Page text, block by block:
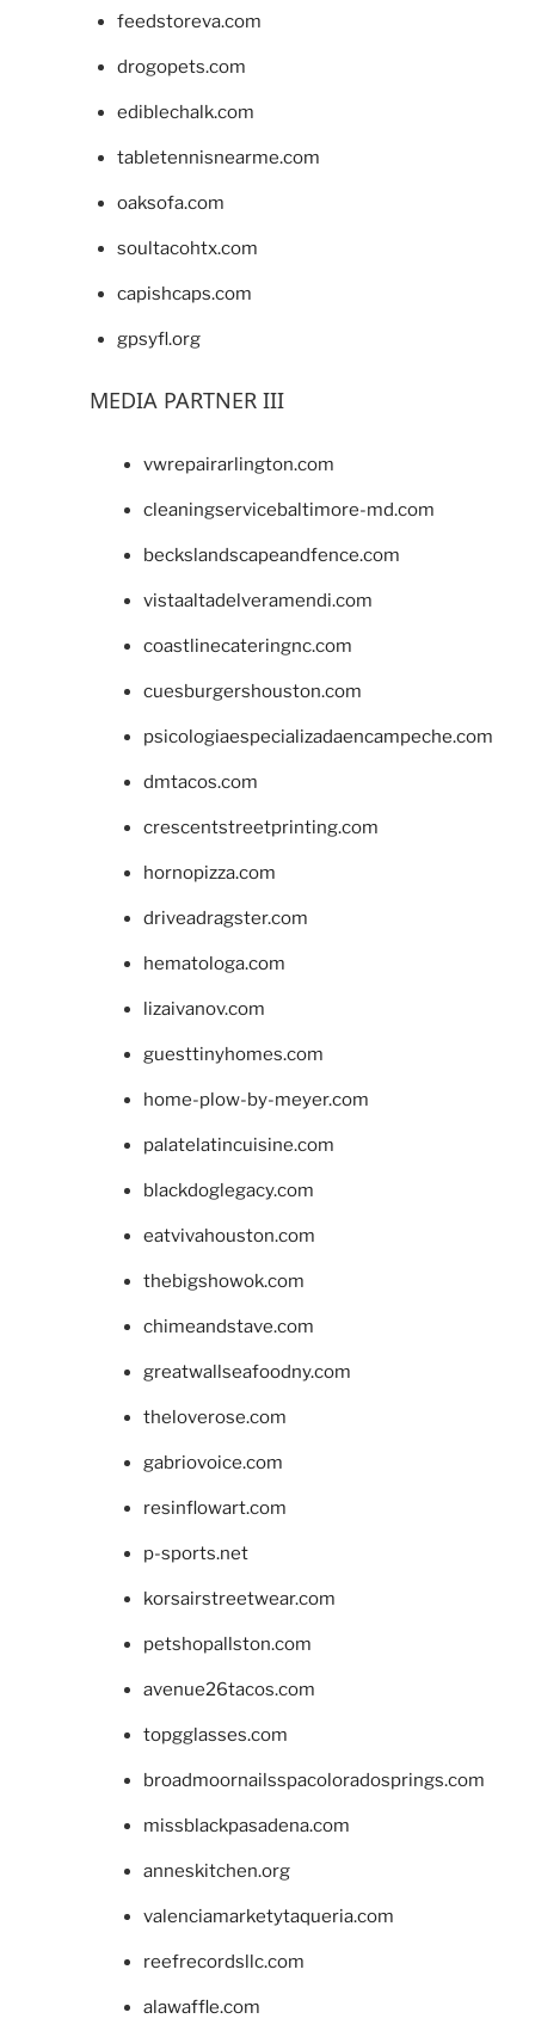
feedstoreva.com
drogopets.com
ediblechalk.com
tabletennisnearme.com
oaksofa.com
soultacohtx.com
capishcaps.com
gpsyfl.org
MEDIA PARTNER III
vwrepairarlington.com
cleaningservicebaltimore-md.com
beckslandscapeandfence.com
vistaaltadelveramendi.com
coastlinecateringnc.com
cuesburgershouston.com
psicologiaespecializadaencampeche.com
dmtacos.com
crescentstreetprinting.com
hornopizza.com
driveadragster.com
hematologa.com
lizaivanov.com
guesttinyhomes.com
home-plow-by-meyer.com
palatelatincuisine.com
blackdoglegacy.com
eatvivahouston.com
thebigshowok.com
chimeandstave.com
greatwallseafoodny.com
theloverose.com
gabriovoice.com
resinflowart.com
p-sports.net
korsairstreetwear.com
petshopallston.com
avenue26tacos.com
topgglasses.com
broadmoornailsspacoloradosprings.com
missblackpasadena.com
anneskitchen.org
valenciamarketytaqueria.com
reefrecordsllc.com
alawaffle.com